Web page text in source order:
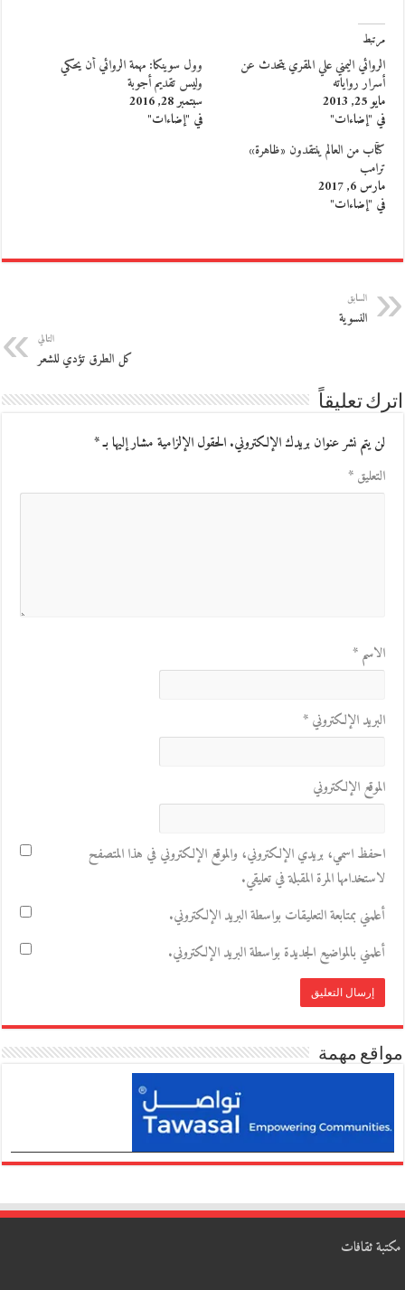
مرتبط
الروائي اليمني علي المقري يتحدث عن
أسرار رواياته
مايو 25, 2013
في "إضاءات"
وول سوينكا: مهمة الروائي أن يحكي
وليس تقديم أجوبة
سبتمبر 28, 2016
في "إضاءات"
كتّاب من العالم ينتقدون «ظاهرة»
ترامب
مارس 6, 2017
في "إضاءات"
السابق
النسوية
التالي
كل الطرق تؤدي للشعر
اترك تعليقاً
لن يتم نشر عنوان بريدك الإلكتروني.الحقول الإلزامية مشار إليها بـ*
التعليق*
الاسم*
البريد الإلكتروني*
الموقع الإلكتروني
احفظ اسمي، بريدي الإلكتروني، والموقع الإلكتروني في هذا المتصفح
لاستخدامها المرة المقبلة في تعليقي.
أعلمني بمتابعة التعليقات بواسطة البريد الإلكتروني.
أعلمني بالمواضيع الجديدة بواسطة البريد الإلكتروني.
مواقع مهمة
مكتبة ثقافات